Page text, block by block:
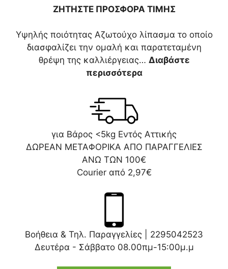
ΖΗΤΗΣΤΕ ΠΡΟΣΦΟΡΑ ΤΙΜΗΣ
Υψηλής ποιότητας Αζωτούχο λίπασμα το οποίο
διασφαλίζει την ομαλή και παρατεταμένη
θρέψη της καλλιέργειας… Διαβάστε
περισσότερα
για Βάρος <5kg Εντός Αττικής
ΔΩΡΕΑΝ ΜΕΤΑΦΟΡΙΚΑ ΑΠΟ ΠΑΡΑΓΓΕΛΙΕΣ
ΑΝΩ ΤΩΝ 100€
Courier από 2,97€
Βοήθεια & Τηλ. Παραγγελίες | 2295042523
Δευτέρα - Σάββατο 08.00πμ-15:00μ.μ